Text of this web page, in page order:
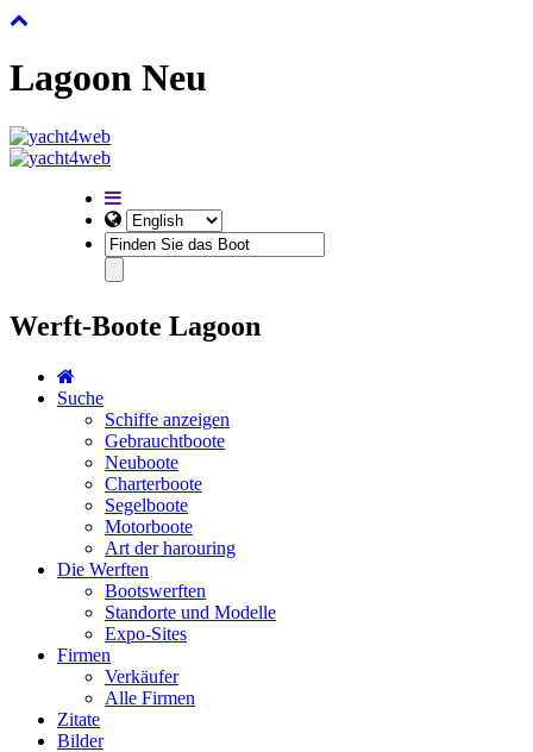
Lagoon Neu
Werft-Boote Lagoon
Suche
Schiffe anzeigen
Gebrauchtboote
Neuboote
Charterboote
Segelboote
Motorboote
Art der harouring
Die Werften
Bootswerften
Standorte und Modelle
Expo-Sites
Firmen
Verkäufer
Alle Firmen
Zitate
Bilder